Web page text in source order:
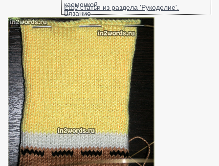
Ещё статьи из раздела 'Рукоделие'.